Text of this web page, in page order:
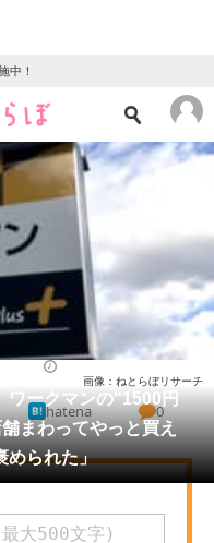
中！
ス
育児
ークマンの“1500円
まわってやっと買え
められた」
画像：ねとらぼリサーチ
hatena 0